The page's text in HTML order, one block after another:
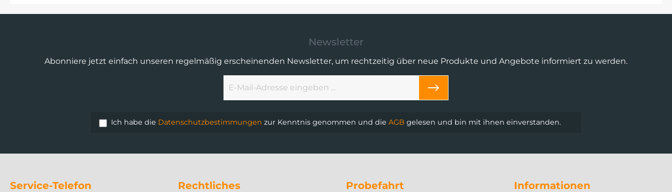
Newsletter
Abonniere jetzt einfach unseren regelmäßig erscheinenden Newsletter, um rechtzeitig über neue Produkte und Angebote informiert zu werden.
Ich habe die Datenschutzbestimmungen zur Kenntnis genommen und die AGB gelesen und bin mit ihnen einverstanden.
Service-Telefon Rechtliches Probefahrt Informationen